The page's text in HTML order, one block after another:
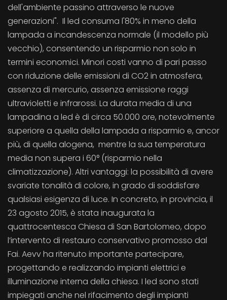
dell'ambiente passino attraverso le nuove
generazioni". Il led consuma l'80% in meno della
lampada a incandescenza normale (il modello più
vecchio), consentendo un risparmio non solo in
termini economici. Minori costi vanno di pari passo
con riduzione delle emissioni di CO2 in atmosfera,
assenza di mercurio, assenza emissione raggi
ultravioletti e infrarossi. La durata media di una
lampadina a led è di circa 50.000 ore, notevolmente
superiore a quella della lampada a risparmio e, ancor
più, di quella alogena, mentre la sua temperatura
media non supera i 60° (risparmio nella
climatizzazione). Altri vantaggi: la possibilità di avere
svariate tonalità di colore, in grado di soddisfare
qualsiasi esigenza di luce. In concreto, in provincia, il
23 agosto 2015, è stata inaugurata la
quattrocentesca Chiesa di San Bartolomeo, dopo
l’intervento di restauro conservativo promosso dal
Fai. Aevv ha ritenuto importante partecipare,
progettando e realizzando impianti elettrici e
illuminazione interna della chiesa. I led sono stati
impiegati anche nel rifacimento degli impianti